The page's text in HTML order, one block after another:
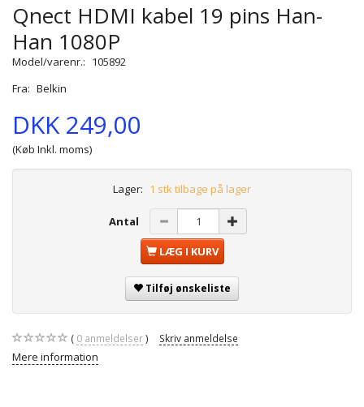
Qnect HDMI kabel 19 pins Han-
Han 1080P
Model/varenr.: 105892
Fra: Belkin
DKK 249,00
(Køb Inkl. moms)
Lager: 1 stk tilbage på lager
Antal
LÆG I KURV
Tilføj ønskeliste
0 anmeldelser Skriv anmeldelse
Mere information